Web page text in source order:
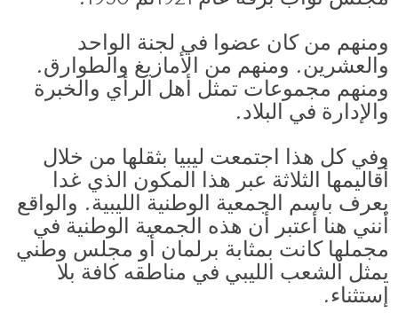
ومنهم من كان عضوا في لجنة الواحد
والعشرين. ومنهم من الأمازيغ والطوارق.
ومنهم مجموعات تمثل أهل الرأي والخبرة
والإدارة في البلاد.
وفي كل هذا اجتمعت ليبيا بثقلها من خلال
أقاليمها الثلاثة عبر هذا المكون الذي غدا
يعرف باسم الجمعية الوطنية الليبية. والواقع
أنني هنا أعتبر أن هذه الجمعية الوطنية في
مجملها كانت بمثابة برلمان أو مجلس وطني
يمثل الشعب الليبي في مناطقه كافة بلا
إستثناء.